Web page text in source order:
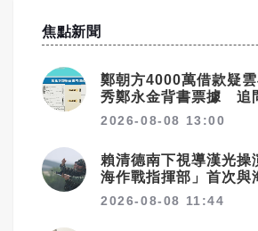
焦點新聞
鄭朝方4000萬借款疑
秀鄭永金背書票據 追
金流向
2026-08-08 13:00
賴清德南下視導漢光
海作戰指揮部」首次與
2026-08-08 11:44